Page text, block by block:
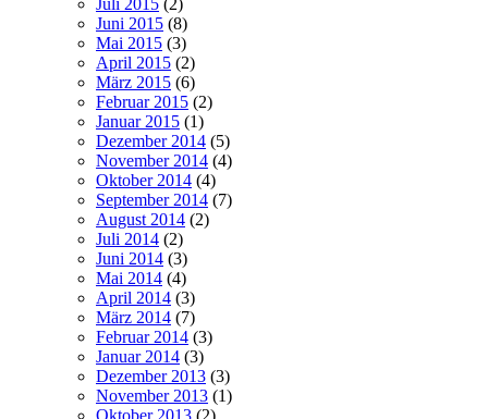
Juni 2015 (8)
Mai 2015 (3)
April 2015 (2)
März 2015 (6)
Februar 2015 (2)
Januar 2015 (1)
Dezember 2014 (5)
November 2014 (4)
Oktober 2014 (4)
September 2014 (7)
August 2014 (2)
Juli 2014 (2)
Juni 2014 (3)
Mai 2014 (4)
April 2014 (3)
März 2014 (7)
Februar 2014 (3)
Januar 2014 (3)
Dezember 2013 (3)
November 2013 (1)
Oktober 2013 (2)